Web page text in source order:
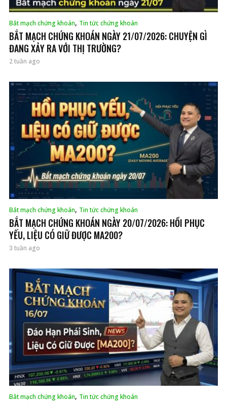
Bắt mạch chứng khoán, Tin tức chứng khoán
BẮT MẠCH CHỨNG KHOÁN NGÀY 21/07/2026: CHUYỆN GÌ
ĐANG XẢY RA VỚI THỊ TRƯỜNG?
2 tuần ago
Bắt mạch chứng khoán, Tin tức chứng khoán
BẮT MẠCH CHỨNG KHOÁN NGÀY 20/07/2026: HỒI PHỤC
YẾU, LIỆU CÓ GIỮ ĐƯỢC MA200?
3 tuần ago
Bắt mạch chứng khoán, Tin tức chứng khoán